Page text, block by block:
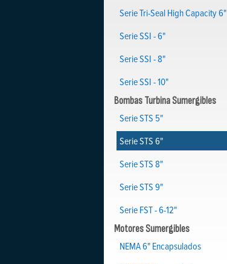
Serie Tri-Seal High Capacity 6"
Serie SSI - 6"
Serie SSI - 8"
Serie SSI - 10"
Bombas Turbina Sumergibles
Serie STS 5"
Serie STS 6"
Serie STS 8"
Serie STS 9"
Serie FST - 6-12"
Motores Sumergibles
NEMA 6" Encapsulados